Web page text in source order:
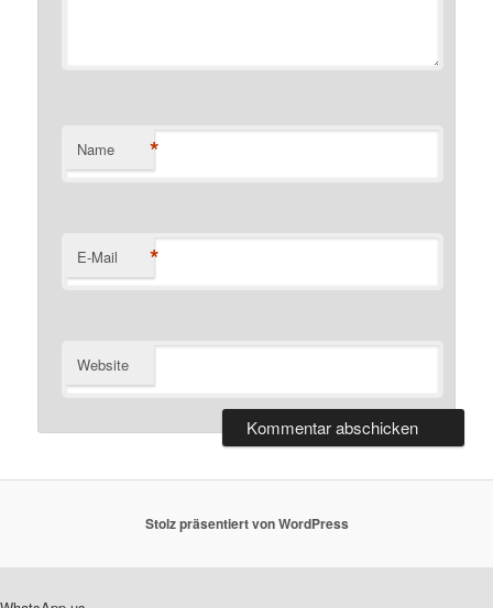
Name *
E-Mail *
Website
Stolz präsentiert von WordPress